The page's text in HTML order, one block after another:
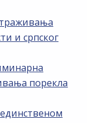
и српског
порекла